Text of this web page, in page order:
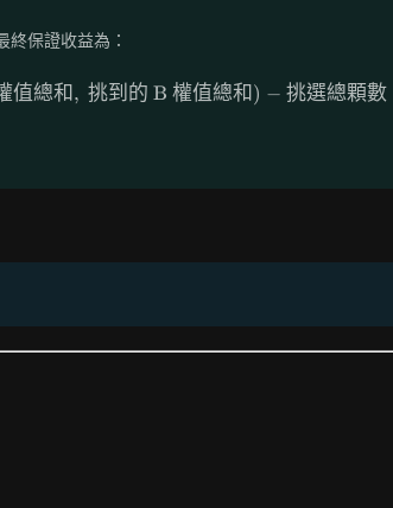
保證收益為：
\min(\text{挑到的 A 權值
值總和, 挑到的 B權值總和) − 挑選總顆數